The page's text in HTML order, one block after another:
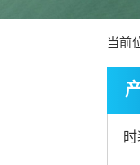
当前